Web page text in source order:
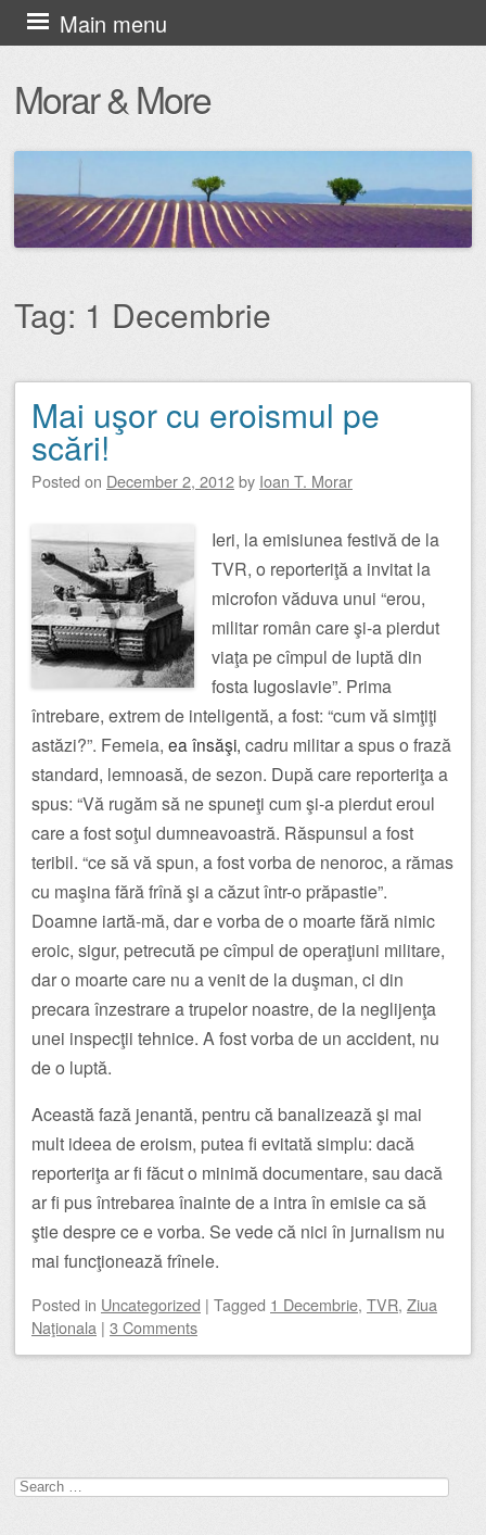
Morar & More
Main menu
Skip
to
content
Tag: 1 Decembrie
Post navigation
Mai uşor cu eroismul pe
scări!
Posted on December 2, 2012by Ioan T. Morar
Ieri, la emisiunea festivă de la
TVR, o reporteriţă a invitat la
microfon văduva unui “erou,
militar român care şi-a pierdut
viaţa pe cîmpul de luptă din
fosta Iugoslavie”. Prima
întrebare, extrem de inteligentă, a fost: “cum vă simţiţi
astăzi?”. Femeia, ea însăşi, cadru militar a spus o frază
standard, lemnoasă, de sezon. După care reporteriţa a
spus: “Vă rugăm să ne spuneţi cum şi-a pierdut eroul
care a fost soţul dumneavoastră. Răspunsul a fost
teribil. “ce să vă spun, a fost vorba de nenoroc, a rămas
cu maşina fără frînă şi a căzut într-o prăpastie”.
Doamne iartă-mă, dar e vorba de o moarte fără nimic
eroic, sigur, petrecută pe cîmpul de operaţiuni militare,
dar o moarte care nu a venit de la duşman, ci din
precara înzestrare a trupelor noastre, de la neglijenţa
unei inspecţii tehnice. A fost vorba de un accident, nu
de o luptă.
Această fază jenantă, pentru că banalizează şi mai
mult ideea de eroism, putea fi evitată simplu: dacă
reporteriţa ar fi făcut o minimă documentare, sau dacă
ar fi pus întrebarea înainte de a intra în emisie ca să
ştie despre ce e vorba. Se vede că nici în jurnalism nu
mai funcţionează frînele.
Posted in Uncategorized | Tagged 1 Decembrie, TVR, Ziua
Naţionala | 3 Comments
Search
for: